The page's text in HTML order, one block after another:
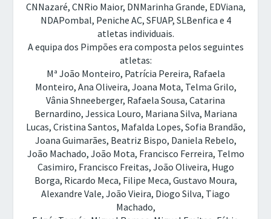
CNNazaré, CNRio Maior, DNMarinha Grande, EDViana,
NDAPombal, Peniche AC, SFUAP, SLBenfica e 4
atletas individuais.
A equipa dos Pimpões era composta pelos seguintes
atletas:
Mª João Monteiro, Patrícia Pereira, Rafaela
Monteiro, Ana Oliveira, Joana Mota, Telma Grilo,
Vânia Shneeberger, Rafaela Sousa, Catarina
Bernardino, Jessica Louro, Mariana Silva, Mariana
Lucas, Cristina Santos, Mafalda Lopes, Sofia Brandão,
Joana Guimarães, Beatriz Bispo, Daniela Rebelo,
João Machado, João Mota, Francisco Ferreira, Telmo
Casimiro, Francisco Freitas, João Oliveira, Hugo
Borga, Ricardo Meca, Filipe Meca, Gustavo Moura,
Alexandre Vale, João Vieira, Diogo Silva, Tiago
Machado,